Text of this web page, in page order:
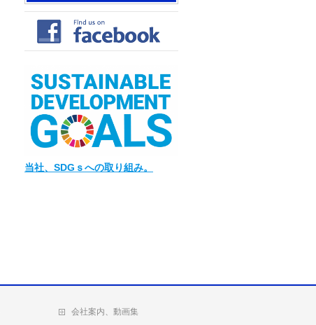
当社、SDGｓへの取り組み。
会社案内、動画集